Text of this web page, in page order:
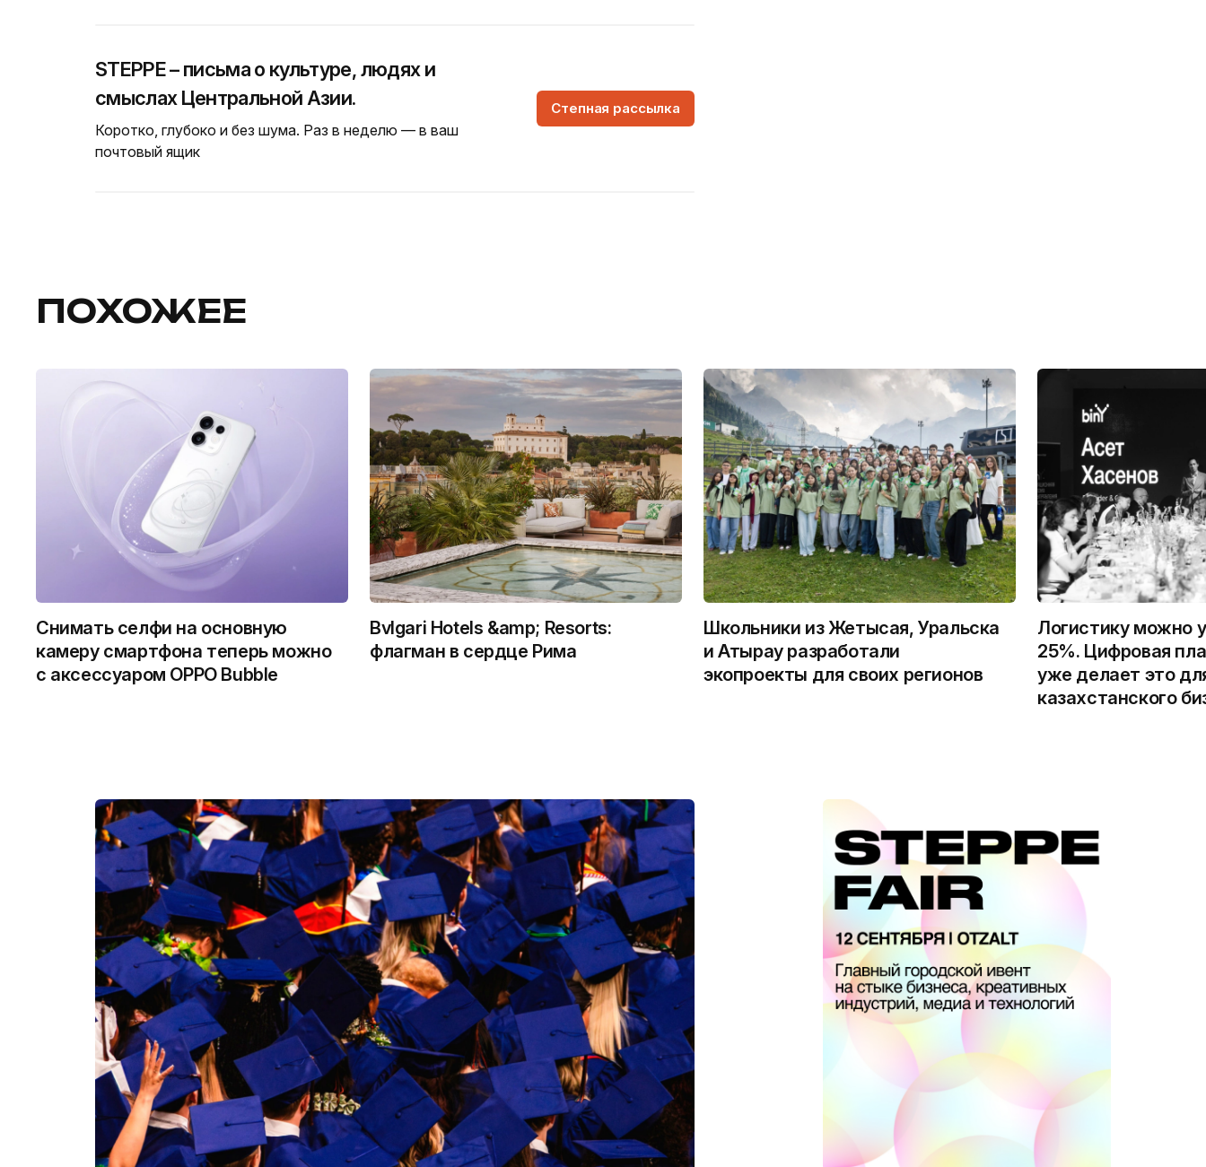
STEPPE – письма о культуре, людях и
смыслах Центральной Азии.
Коротко, глубоко и без шума. Раз в неделю — в ваш
почтовый ящик
Степная рассылка
ПОХОЖЕЕ
Снимать селфи на основную
камеру смартфона теперь можно
с аксессуаром OPPO Bubble
Bvlgari Hotels &amp; Resorts:
флагман в сердце Рима
Школьники из Жетысая, Уральска
и Атырау разработали
экопроекты для своих регионов
Логистику можно
25%. Цифровая
уже делает это
казахстанского